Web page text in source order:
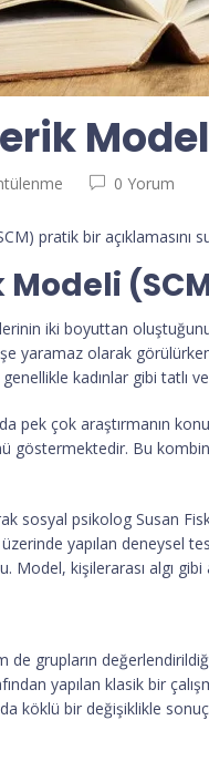
0 Yorum
pratik bir
iki boyuttan
yaramaz olarak
kadınlar gibi tatlı
pek çok araştırmanın
göstermektedir. Bu
sosyal psikolog Susan
yapılan deneysel
kişilerarası algı gibi
de grupların
yapılan klasik bir
köklü bir değişiklikle